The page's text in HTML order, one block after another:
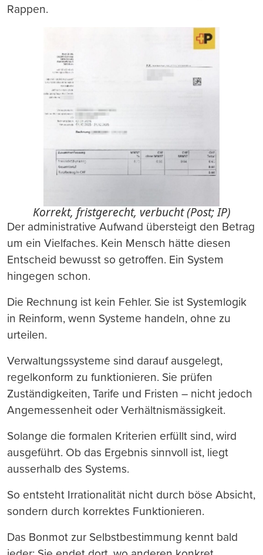
Rappen.
Korrekt, fristgerecht, verbucht (Post; IP)
Der administrative Aufwand übersteigt den Betrag
um ein Vielfaches. Kein Mensch hätte diesen
Entscheid bewusst so getroffen. Ein System
hingegen schon.
Die Rechnung ist kein Fehler. Sie ist Systemlogik
in Reinform, wenn Systeme handeln, ohne zu
urteilen.
Verwaltungssysteme sind darauf ausgelegt,
regelkonform zu funktionieren. Sie prüfen
Zuständigkeiten, Tarife und Fristen – nicht jedoch
Angemessenheit oder Verhältnismässigkeit.
Solange die formalen Kriterien erfüllt sind, wird
ausgeführt. Ob das Ergebnis sinnvoll ist, liegt
ausserhalb des Systems.
So entsteht Irrationalität nicht durch böse Absicht,
sondern durch korrektes Funktionieren.
Das Bonmot zur Selbstbestimmung kennt bald